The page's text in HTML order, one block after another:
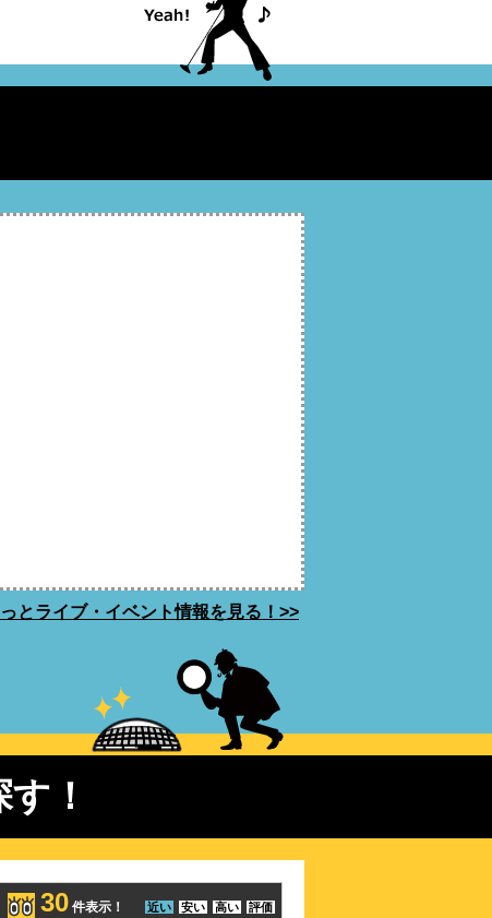
っとライブ・イベント情報を見る！>>
！
30 件表示！ 近い 安い 高い 評価